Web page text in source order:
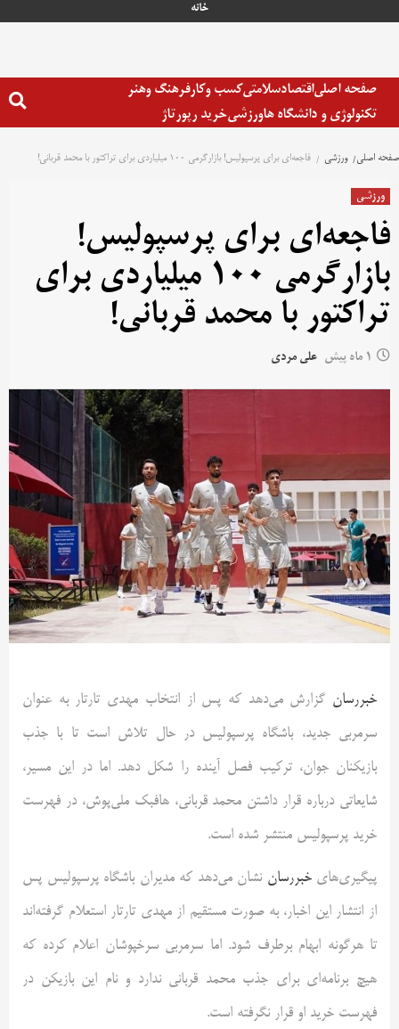
خانه
صفحه اصلیاقتصادسلامتیکسب وکارفرهنگ وهنر
تکنولوژی و دانشگاه هاورزشیخرید رپورتاژ
صفحه اصلی ورزشی فاجعه‌ای برای پرسپولیس! بازارگرمی ۱۰۰ میلیاردی برای تراکتور با محمد قربانی!
ورزشی
فاجعه‌ای برای پرسپولیس!
بازارگرمی ۱۰۰ میلیاردی برای
تراکتور با محمد قربانی!
1 ماه پیش علی مردی
خبررسان گزارش می‌دهد که پس از انتخاب مهدی تارتار به عنوان
سرمربی جدید، باشگاه پرسپولیس در حال تلاش است تا با جذب
بازیکنان جوان، ترکیب فصل آینده را شکل دهد. اما در این مسیر،
شایعاتی درباره قرار داشتن محمد قربانی، هافبک ملی‌پوش، در فهرست
خرید پرسپولیس منتشر شده است.
پیگیری‌هایخبررسان نشان می‌دهد که مدیران باشگاه پرسپولیس پس
از انتشار این اخبار، به صورت مستقیم از مهدی تارتار استعلام گرفته‌اند
تا هرگونه ابهام برطرف شود. اما سرمربی سرخپوشان اعلام کرده که
هیچ برنامه‌ای برای جذب محمد قربانی ندارد و نام این بازیکن در
فهرست خرید او قرار نگرفته است.